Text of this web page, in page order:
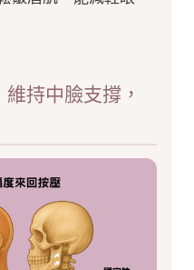
持中臉支撐，